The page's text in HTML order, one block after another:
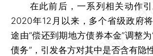
在此前后，一系列相关动作引
2020年12月以来，多个省级政府
途由“偿还到期地方债券本金”调整
债务”，引发各方对其中是否含有隐